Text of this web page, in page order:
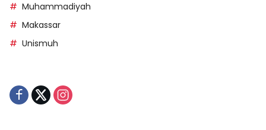
Muhammadiyah
Makassar
Unismuh